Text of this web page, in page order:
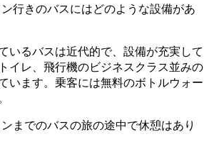
行きのバスにはどのような設備があ
いるバスは近代的で、設備が充実して
イレ、飛行機のビジネスクラス並みの
います。乗客には無料のボトルウォー
までのバスの旅の途中で休憩はあり